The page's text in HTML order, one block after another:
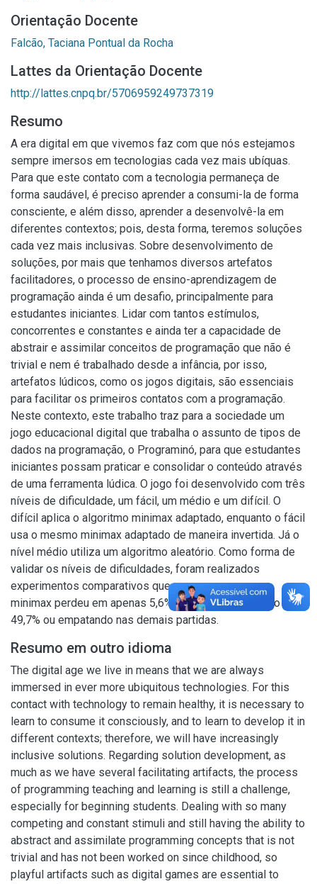
Orientação Docente
Falcão, Taciana Pontual da Rocha
Lattes da Orientação Docente
http://lattes.cnpq.br/5706959249737319
Resumo
A era digital em que vivemos faz com que nós estejamos
sempre imersos em tecnologias cada vez mais ubíquas.
Para que este contato com a tecnologia permaneça de
forma saudável, é preciso aprender a consumi-la de forma
consciente, e além disso, aprender a desenvolvê-la em
diferentes contextos; pois, desta forma, teremos soluções
cada vez mais inclusivas. Sobre desenvolvimento de
soluções, por mais que tenhamos diversos artefatos
facilitadores, o processo de ensino-aprendizagem de
programação ainda é um desafio, principalmente para
estudantes iniciantes. Lidar com tantos estímulos,
concorrentes e constantes e ainda ter a capacidade de
abstrair e assimilar conceitos de programação que não é
trivial e nem é trabalhado desde a infância, por isso,
artefatos lúdicos, como os jogos digitais, são essenciais
para facilitar os primeiros contatos com a programação.
Neste contexto, este trabalho traz para a sociedade um
jogo educacional digital que trabalha o assunto de tipos de
dados na programação, o Programinó, para que estudantes
iniciantes possam praticar e consolidar o conteúdo através
de uma ferramenta lúdica. O jogo foi desenvolvido com três
níveis de dificuldade, um fácil, um médio e um difícil. O
difícil aplica o algoritmo minimax adaptado, enquanto o fácil
usa o mesmo minimax adaptado de maneira invertida. Já o
nível médio utiliza um algoritmo aleatório. Como forma de
validar os níveis de dificuldades, foram realizados
experimentos comparativos que comprovaram que o
minimax perdeu em apenas 5,6% das vezes; ganhando em
49,7% ou empatando nas demais partidas.
Resumo em outro idioma
The digital age we live in means that we are always
immersed in ever more ubiquitous technologies. For this
contact with technology to remain healthy, it is necessary to
learn to consume it consciously, and to learn to develop it in
different contexts; therefore, we will have increasingly
inclusive solutions. Regarding solution development, as
much as we have several facilitating artifacts, the process
of programming teaching and learning is still a challenge,
especially for beginning students. Dealing with so many
competing and constant stimuli and still having the ability to
abstract and assimilate programming concepts that is not
trivial and has not been worked on since childhood, so
playful artifacts such as digital games are essential to